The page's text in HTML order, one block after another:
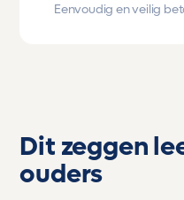
Eenvoudig en veilig
Dit zeggen
ouders